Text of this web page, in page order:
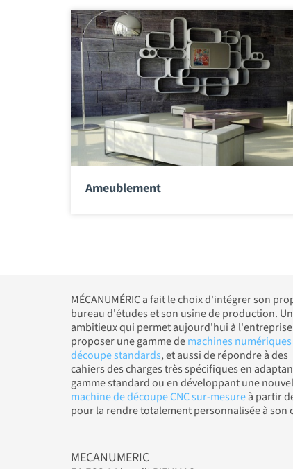
Ameublement
MÉCANUMÉRIC a fait le choix d'intégrer son
bureau d'études et son usine de production.
ambitieux qui permet aujourd'hui à
proposer une gamme demachines
découpe standards, et aussi de répondre à des
cahiers des charges très spécifiques en
gamme standard ou en développant une
machine de découpe CNC sur-mesureà partir
pour la rendre totalement personnalisée à son
MECANUMERIC